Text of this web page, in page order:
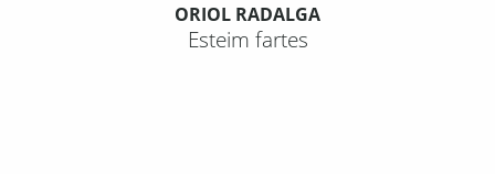
ORIOL RADALGA
Esteim fartes